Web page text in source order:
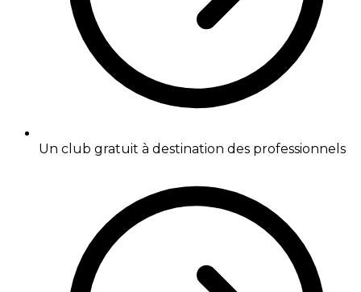
Un club gratuit à destination des professionnels